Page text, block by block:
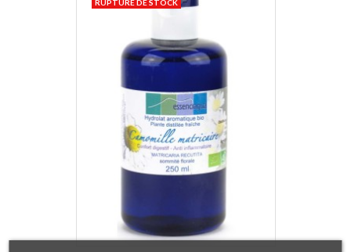
RUPTURE DE STOCK